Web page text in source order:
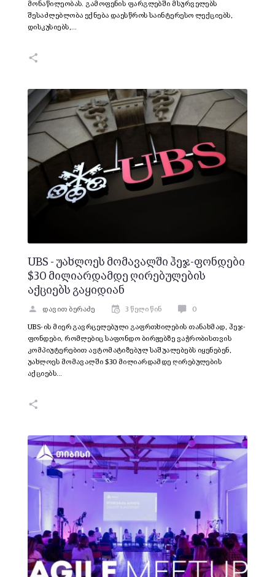
მონაწილეობას. გამოფენის ფარგლებში მსურველებს
შესაძლებლობა ექნება დაესწროს საინტერესო ლექციებს,
დისკუსიებს,…
UBS - უახლოეს მომავალში ჰეჯ-ფონდები
$30 მილიარდამდე ღირებულების
აქციებს გაყიდიან
დავით ბერაძე 3 წელი წინ 0
UBS-ის მიერ გავრცელებული გაფრთხილების თანახმად, ჰეჯ-
ფონდები, რომლებიც საფონდო ბირჟებზე ვაჭრობისთვის
კომპიუტერებით ავტომატიზებულ საშუალებებს იყენებენ,
უახლოეს მომავალში $30 მილიარდამდე ღირებულების
აქციებს…